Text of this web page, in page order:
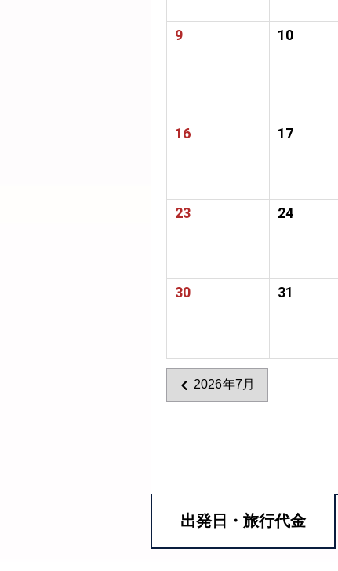
9 10
16 17
23 24
30 31
2026年7月
出発日・ 旅行代金